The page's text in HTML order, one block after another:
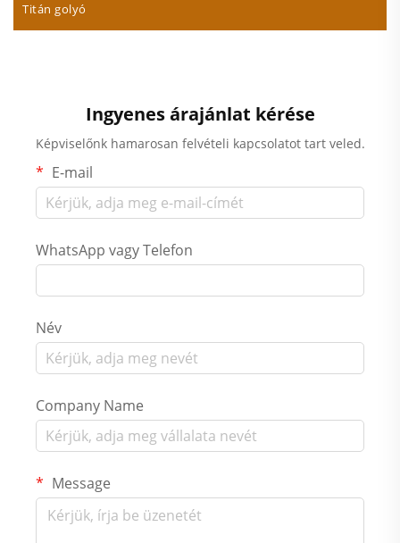
Titán golyó
Ingyenes árajánlat kérése
Képviselőnk hamarosan felvételi kapcsolatot tart veled.
E-mail
WhatsApp vagy Telefon
Név
Company Name
Message